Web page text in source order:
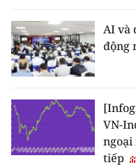
CHUYÊN ĐỀ
CÁC CHUYÊN TRANG
VỀ BÁO NHÂN DÂN
THỜI NAY
AI và
động
VN-
tiếp